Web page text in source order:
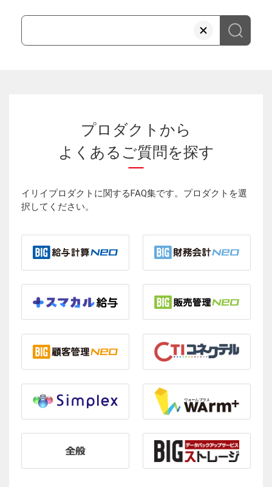
プロダクトから
よくあるご質問を探す
イリイプロダクトに関するFAQ集です。プロダクトを選
択してください。